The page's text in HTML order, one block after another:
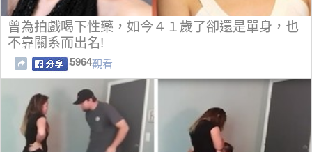
曾為拍戲喝下性藥，如今４１歲了卻還是單身，也
不靠關系而出名!
5964觀看